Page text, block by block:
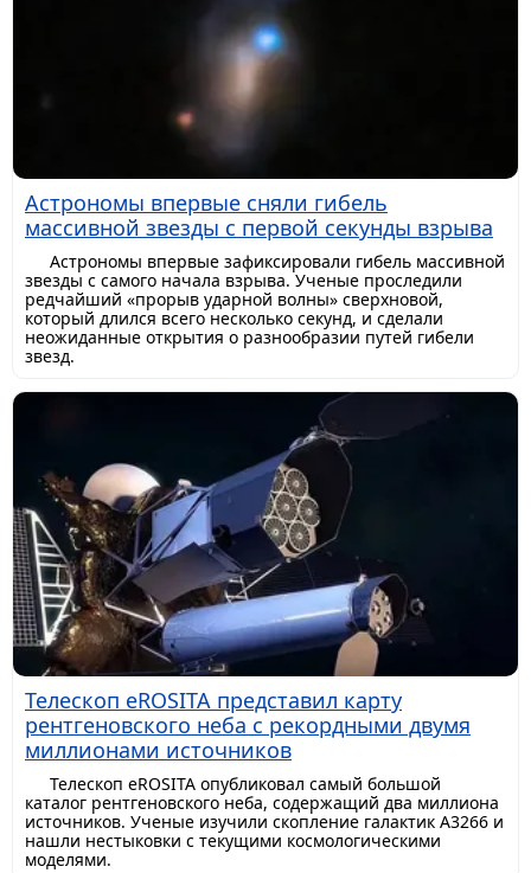
Астрономы впервые сняли гибель
массивной звезды с первой секунды взрыва
Астрономы впервые зафиксировали гибель массивной
звезды с самого начала взрыва. Ученые проследили
редчайший «прорыв ударной волны» сверхновой,
который длился всего несколько секунд, и сделали
неожиданные открытия о разнообразии путей гибели
звезд.
Телескоп eROSITA представил карту
рентгеновского неба с рекордными двумя
миллионами источников
Телескоп eROSITA опубликовал самый большой
каталог рентгеновского неба, содержащий два миллиона
источников. Ученые изучили скопление галактик A3266 и
нашли нестыковки с текущими космологическими
моделями.